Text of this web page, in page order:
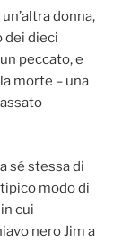
donna,
dei dieci
peccato, e
morte – una
sé stessa di
modo di
cui
nero Jim a